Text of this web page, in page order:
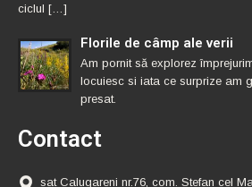
ciclul […]
Florile de câmp ale verii
Am pornit să explorez
locuiesc si iata ce surprize am
presat.
Contact
sat Calugareni nr.76, com. Stefan cel